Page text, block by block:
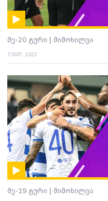
მე-20 ტური | მიმოხილვა
7 ივლ. 2022
მე-19 ტური | მიმოხილვა